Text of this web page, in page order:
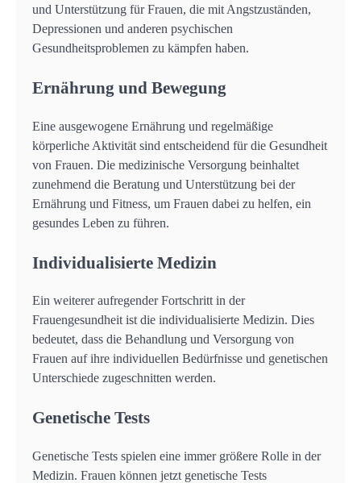
und Unterstützung für Frauen, die mit Angstzuständen,
Depressionen und anderen psychischen
Gesundheitsproblemen zu kämpfen haben.
Ernährung und Bewegung
Eine ausgewogene Ernährung und regelmäßige
körperliche Aktivität sind entscheidend für die Gesundheit
von Frauen. Die medizinische Versorgung beinhaltet
zunehmend die Beratung und Unterstützung bei der
Ernährung und Fitness, um Frauen dabei zu helfen, ein
gesundes Leben zu führen.
Individualisierte Medizin
Ein weiterer aufregender Fortschritt in der
Frauengesundheit ist die individualisierte Medizin. Dies
bedeutet, dass die Behandlung und Versorgung von
Frauen auf ihre individuellen Bedürfnisse und genetischen
Unterschiede zugeschnitten werden.
Genetische Tests
Genetische Tests spielen eine immer größere Rolle in der
Medizin. Frauen können jetzt genetische Tests